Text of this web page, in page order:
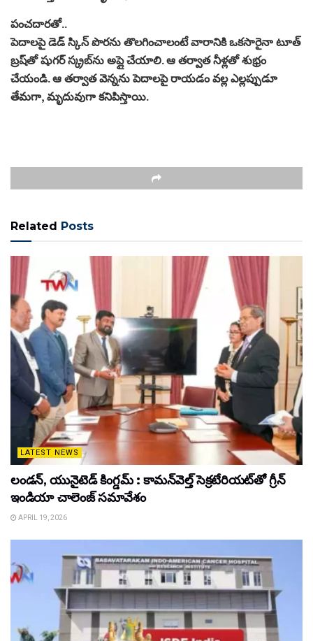
పంచదారతో..
పెదాలపై డెడ్‌ స్కిన్‌ పొరను తొలగించాలంటే వారానికి ఒకసారైనా టూత్‌
బ్రష్‌తో షుగర్ స్క్రబ్‌ను అప్లై చేయాలి. ఆ తర్వాత నీళ్లతో శుభ్రం
చేయండి. ఆ తర్వాత వెన్నను పెదాలపై రాయడం వల్ల ఎల్లప్పుడూ
తేమగా, మృదువుగా కనిపిస్తాయి.​
Related Posts
LATEST NEWS
లండన్, యునైటెడ్ కింగ్డమ్ : కామన్‌వెల్త్ సెక్రటేరియట్‌తో గ్రీన్
ఇండియా చాలెంజ్ సమావేశం
APRIL 19, 2026